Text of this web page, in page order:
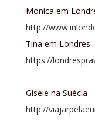
Monica em
http://
Tina em Londres
https://
Gisele na Suécia
http://